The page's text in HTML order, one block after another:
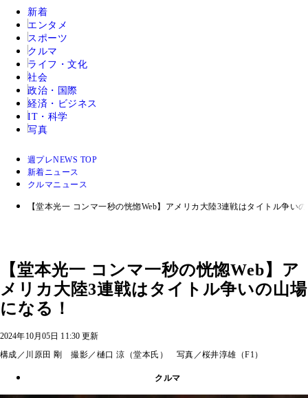
新着
エンタメ
スポーツ
クルマ
ライフ・文化
社会
政治・国際
経済・ビジネス
IT・科学
写真
週プレNEWS TOP
新着ニュース
クルマニュース
【堂本光一 コンマ一秒の恍惚Web】アメリカ大陸3連戦はタイトル争い
【堂本光一 コンマ一秒の恍惚Web】ア
メリカ大陸3連戦はタイトル争いの山場
になる！
2024年10月05日 11:30 更新
構成／川原田 剛 撮影／樋口 涼（堂本氏） 写真／桜井淳雄（F1）
クルマ